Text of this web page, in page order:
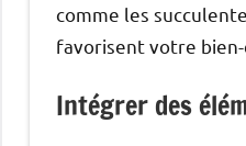
comme les
favorisent votre bien-
Intégrer des